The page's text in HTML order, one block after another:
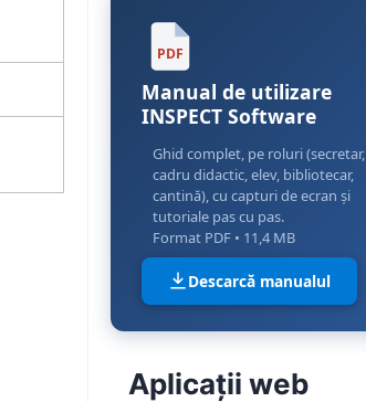
PDF
Manual de utilizare
INSPECT Software
Ghid complet, pe roluri (secretar,
cadru didactic, elev, bibliotecar,
cantină), cu capturi de ecran și
tutoriale pas cu pas.
Format PDF • 11,4 MB
Descarcă manualul
Aplicații web